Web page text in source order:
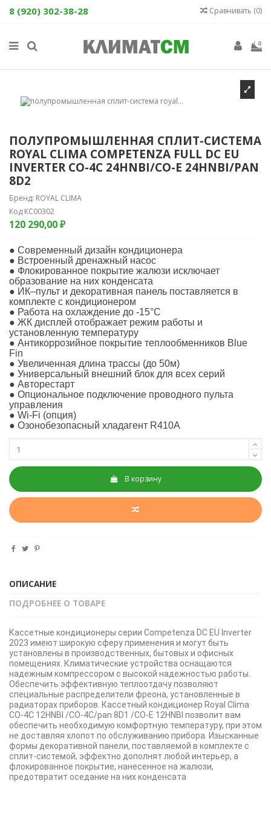
8 (920) 302-38-28 Сравнивать (0)
0
ПОЛУПРОМЫШЛЕННАЯ СПЛИТ-СИСТЕМА
ROYAL CLIMA COMPETENZA FULL DC EU
INVERTER CO-4C 24HNBI/CO-E 24HNBI/PAN
8D2
Бренд: ROYAL CLIMA
Код КС00302
120 290,00 ₽
● Современный дизайн кондиционера
● Встроенный дренажный насос
● Флокированное покрытие жалюзи исключает
образование на них конденсата
● ИК–пульт и декоративная панель поставляется в
комплекте с кондиционером
● Работа на охлаждение до -15°С
● ЖК дисплей отображает режим работы и
установленную температуру
● Антикоррозийное покрытие теплообменников Blue
Fin
● Увеличенная длина трассы (до 50м)
● Универсальный внешний блок для всех серий
● Авторестарт
● Опциональное подключение проводного пульта
управления
● Wi-Fi (опция)
● Озонобезопасный хладагент R410A
В корзину
ОПИСАНИЕ
ПОДРОБНЕЕ О ТОВАРЕ
Кассетные кондиционеры серии Competenza DC EU Inverter
2023 имеют широкую сферу применения и могут быть
установлены в производственных, бытовых и офисных
помещениях. Климатические устройства оснащаются
надежным компрессором с высокой надежностью работы.
Обеспечить эффективную теплоотдачу позволяют
специальные распределители фреона, установленные в
радиаторах приборов. Кассетный кондиционер Royal Clima
CO-4C 12HNBI /CO-4C/pan 8D1 /CO-E 12HNBI позволит вам
обеспечить необходимую комфортную температуру, при этом
не доставляя хлопот по обслуживанию прибора. Изысканные
формы декоративной панели, поставляемой в комплекте с
сплит-системой, эффектно дополнят любой интерьер, а
флокированное покрытие, нанесенное на жалюзи,
предотвратит оседание на них конденсата